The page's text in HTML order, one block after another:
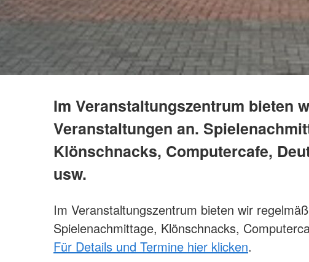
Im Veranstaltungszentrum bieten
Veranstaltungen an.
Klönschnacks, Computercafe,
usw.
Im Veranstaltungszentrum bieten wir
Spielenachmittage, Klönschnacks,
Für Details und Termine hier klicken.